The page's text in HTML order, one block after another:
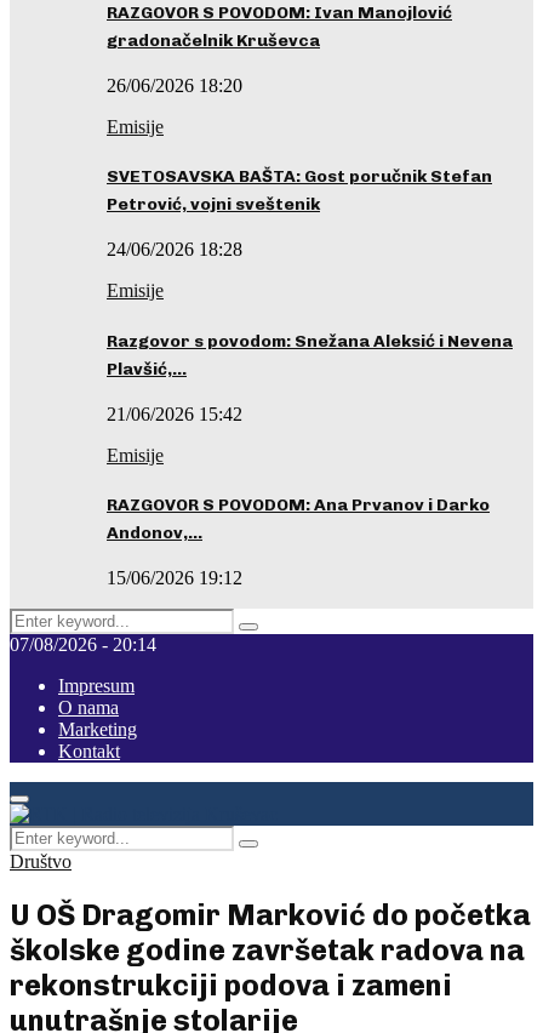
RAZGOVOR S POVODOM: Ivan Manojlović
gradonačelnik Kruševca
26/06/2026 18:20
Emisije
SVETOSAVSKA BAŠTA: Gost poručnik Stefan
Petrović, vojni sveštenik
24/06/2026 18:28
Emisije
Razgovor s povodom: Snežana Aleksić i Nevena
Plavšić,…
21/06/2026 15:42
Emisije
RAZGOVOR S POVODOM: Ana Prvanov i Darko
Andonov,…
15/06/2026 19:12
Search
for:
Pretraga
07/08/2026 - 20:14
Impresum
O nama
Marketing
Kontakt
Facebook
Instagram
Youtube
Primary
Menu
Search
for:
Pretraga
Društvo
U OŠ Dragomir Marković do početka
školske godine završetak radova na
rekonstrukciji podova i zameni
unutrašnje stolarije